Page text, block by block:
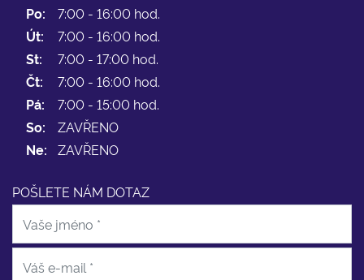
Po:
7:00 - 16:00 hod.
Út:
7:00 - 16:00 hod.
St:
7:00 - 17:00 hod.
Čt:
7:00 - 16:00 hod.
Pá:
7:00 - 15:00 hod.
So:
ZAVŘENO
Ne:
ZAVŘENO
POŠLETE NÁM DOTAZ